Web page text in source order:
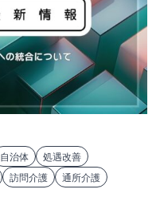
自治体
処遇改善
訪問介護
通所介護